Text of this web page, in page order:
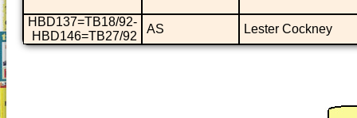
HBD137=TB18/92-
HBD146=TB27/92
AS Lester Cockney